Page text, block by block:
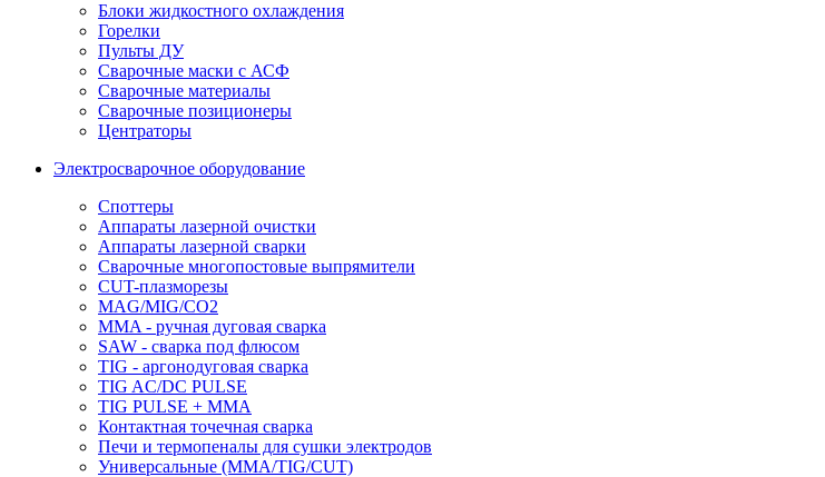
Блоки жидкостного охлаждения
Горелки
Пульты ДУ
Сварочные маски с АСФ
Сварочные материалы
Сварочные позиционеры
Центраторы
Электросварочное оборудование
Споттеры
Аппараты лазерной очистки
Аппараты лазерной сварки
Сварочные многопостовые выпрямители
CUT-плазморезы
MAG/MIG/CO2
MMA - ручная дуговая сварка
SAW - сварка под флюсом
TIG - аргонодуговая сварка
TIG AC/DC PULSE
TIG PULSE + MMA
Контактная точечная сварка
Печи и термопеналы для сушки электродов
Универсальные (MMA/TIG/CUT)